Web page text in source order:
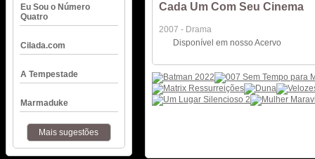
Eu Sou o Número
Quatro
Cilada.com
A Tempestade
Marmaduke
Mais sugestões
Cada Um Com Seu Cinema
2007 - Drama
Disponível em nosso Acervo